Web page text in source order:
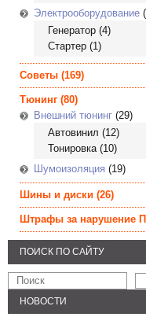
Электрооборудование
Генератор (4)
Стартер (1)
Советы (169)
Тюнинг (80)
Внешний тюнинг (29)
Автовинил (12)
Тонировка(10)
Шумоизоляция (19)
Шины и диски (26)
Штрафы за нарушение
ПОИСК ПО САЙТУ
НОВОСТИ